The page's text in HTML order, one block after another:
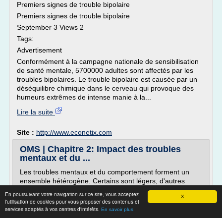
X
En poursuivant votre navigation sur ce site, vous acceptez
l'utilisation de cookies pour vous proposer des contenus et
services adaptés à vos centres d'intérêts. En savoir plus
Premiers signes de trouble bipolaire
Premiers signes de trouble bipolaire
September 3 Views 2
Tags:
Advertisement
Conformément à la campagne nationale de sensibilisation
de santé mentale, 5700000 adultes sont affectés par les
troubles bipolaires. Le trouble bipolaire est causée par un
déséquilibre chimique dans le cerveau qui provoque des
humeurs extrêmes de intense manie à la...
Lire la suite
Site : http://www.econetix.com
OMS | Chapitre 2: Impact des troubles
mentaux et du ...
Les troubles mentaux et du comportement forment un
ensemble hétérogène. Certains sont légers, d'autres
graves ; tels ne durent que quelques semaines, tels
autres toute la vie ; certains ne se détectent que par un
examen approfondi, alors que d'autres sont patents,